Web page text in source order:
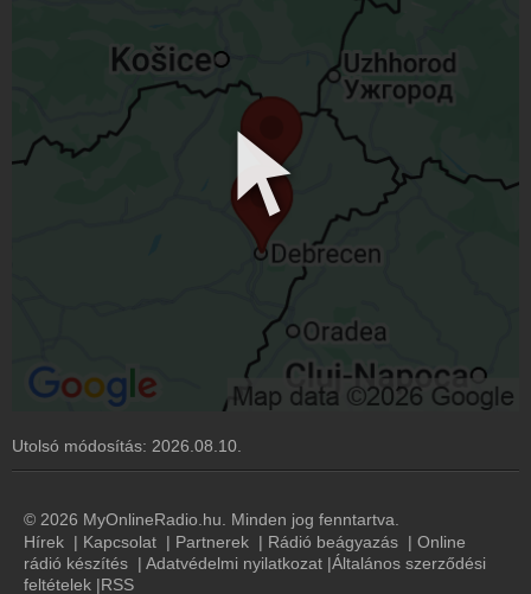
Utolsó módosítás: 2026.08.10.
© 2026 MyOnlineRadio.hu. Minden jog fenntartva.
Hírek | Kapcsolat | Partnerek | Rádió beágyazás | Online
rádió készítés | Adatvédelmi nyilatkozat |Általános szerződési
feltételek |RSS